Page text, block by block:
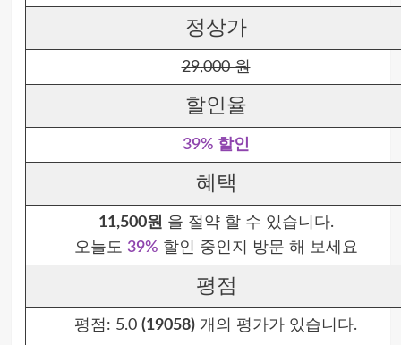
정상가
29,000 원
할인율
39% 할인
혜택
11,500원 을 절약 할 수 있습니다.
오늘도 39% 할인 중인지 방문 해 보세요
평점
평점: 5.0 (19058) 개의 평가가 있습니다.